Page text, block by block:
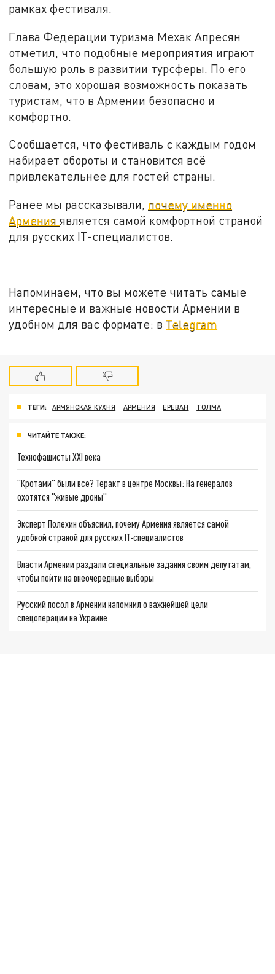
рамках фестиваля.
Глава Федерации туризма Мехак Апресян
отметил, что подобные мероприятия играют
большую роль в развитии турсферы. По его
словам, это хорошая возможность показать
туристам, что в Армении безопасно и
комфортно.
Сообщается, что фестиваль с каждым годом
набирает обороты и становится всё
привлекательнее для гостей страны.
Ранее мы рассказывали, почему именно
Арменияявляется самой комфортной страной
для русских IT-специалистов.
Напоминаем, что вы можете читать самые
интересные и важные новости Армении в
удобном для вас формате: в Telegram
ТЕГИ: АРМЯНСКАЯ КУХНЯ АРМЕНИЯ ЕРЕВАН ТОЛМА
ЧИТАЙТЕ ТАКЖЕ:
Технофашисты XXI века
"Кротами" были все? Теракт в центре Москвы: На генералов
охотятся "живые дроны"
Эксперт Полехин объяснил, почему Армения является самой
удобной страной для русских IT-специалистов
Власти Армении раздали специальные задания своим депутатам,
чтобы пойти на внеочередные выборы
Русский посол в Армении напомнил о важнейшей цели
спецоперации на Украине